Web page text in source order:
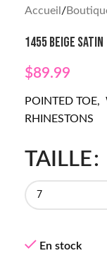
Accueil
1455 BEIGE SATIN
$89.99
POINTED TOE,
RHINESTONS
TAILLE
En stock